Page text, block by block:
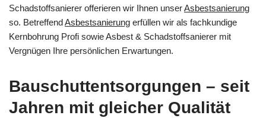
Schadstoffsanierer offerieren wir Ihnen unserAsbestsanierung
so. BetreffendAsbestsanierung erfüllen wir als fachkundige
Kernbohrung Profi sowie Asbest & Schadstoffsanierer mit
Vergnügen Ihre persönlichen Erwartungen.
Bauschuttentsorgungen – seit
Jahren mit gleicher Qualität